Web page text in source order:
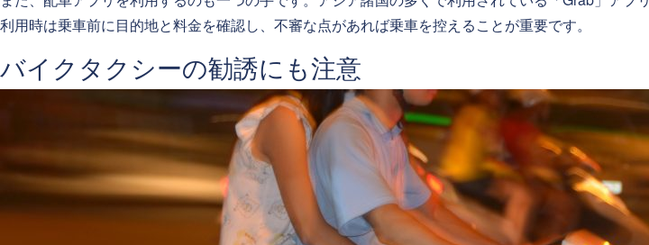
利用時は乗車前に目的地と料金を確認し、不審な点があれば乗車を控えることが重要です。
バイクタクシーの勧誘にも注意